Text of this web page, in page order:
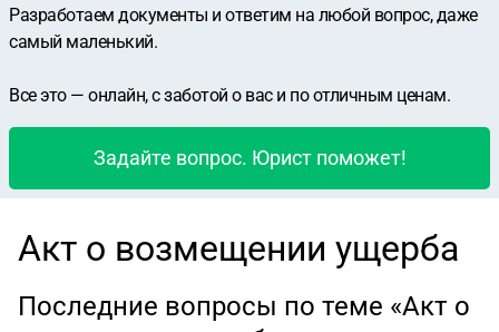
Разработаем документы и ответим на любой вопрос, даже
самый маленький.
Все это — онлайн, с заботой о вас и по отличным ценам.
Задайте вопрос. Юрист поможет!
Акт о возмещении ущерба
Последние вопросы по теме «Акт о